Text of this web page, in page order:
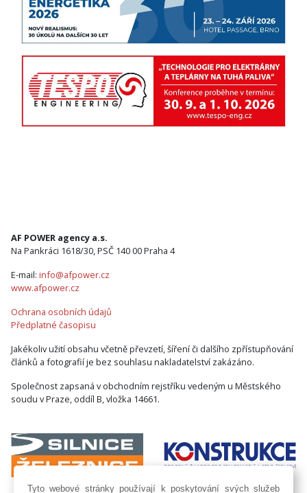
AF POWER agency a.s.
Na Pankráci 1618/30, PSČ 140 00 Praha 4
E-mail: info@afpower.cz
www.afpower.cz
Ochrana osobních údajů
Předplatné časopisu
Jakékoliv užití obsahu včetně převzetí, šíření či dalšího zpřístupňování
článků a fotografií je bez souhlasu nakladatelství zakázáno.
Společnost zapsaná v obchodním rejstříku vedeným u Městského
soudu v Praze, oddíl B, vložka 14661.
Tyto webové stránky používají k poskytování svých služeb